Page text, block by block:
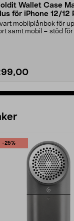
Wallet Case
för iPhone 12/12
mobilplånbok för
samt mobil – stöd
-25%